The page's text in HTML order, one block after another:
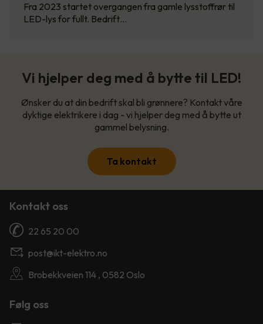
Fra 2023 startet overgangen fra gamle lysstoffrør til
LED-lys for fullt. Bedrift…
Vi hjelper deg med å bytte til LED!
Ønsker du at din bedrift skal bli grønnere? Kontakt våre
dyktige elektrikere i dag - vi hjelper deg med å bytte ut
gammel belysning.
Ta kontakt
Kontakt oss
22 65 20 00
post@ikt-elektro.no
Brobekkveien 114 , 0582 Oslo
Følg oss